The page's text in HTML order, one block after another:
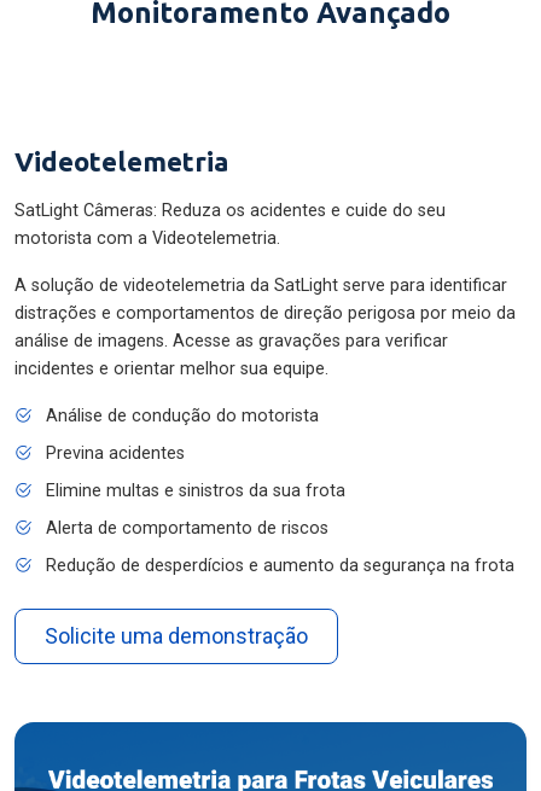
Monitoramento Avançado
Videotelemetria
SatLight Câmeras: Reduza os acidentes e cuide do seu
motorista com a Videotelemetria.
A solução de videotelemetria da SatLight serve para identificar
distrações e comportamentos de direção perigosa por meio da
análise de imagens. Acesse as gravações para verificar
incidentes e orientar melhor sua equipe.
Análise de condução do motorista
Previna acidentes
Elimine multas e sinistros da sua frota
Alerta de comportamento de riscos
Redução de desperdícios e aumento da segurança na frota
Solicite uma demonstração